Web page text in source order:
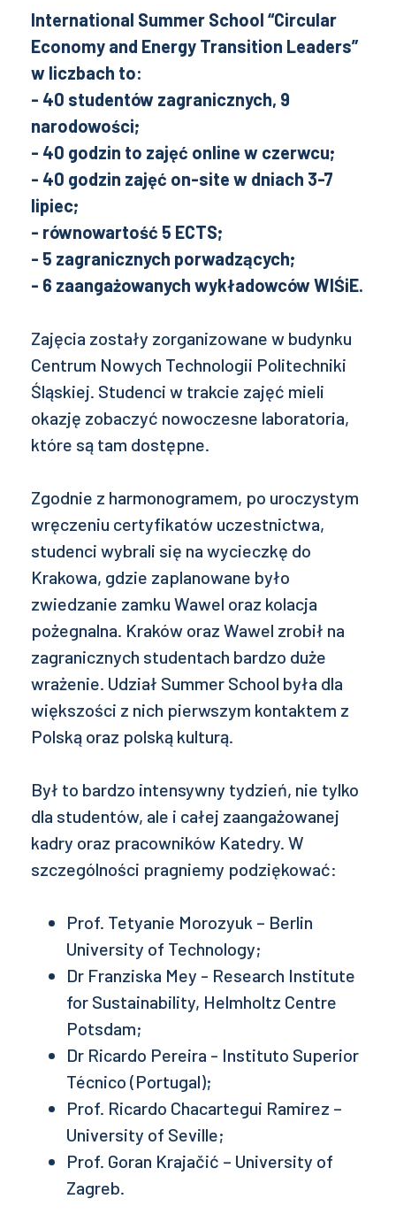
International Summer School “Circular
Economy and Energy Transition Leaders”
w liczbach to:
- 40 studentów zagranicznych, 9
narodowości;
- 40 godzin to zajęć online w czerwcu;
- 40 godzin zajęć on-site w dniach 3-7
lipiec;
- równowartość 5 ECTS;
- 5 zagranicznych porwadzących;
- 6 zaangażowanych wykładowców WIŚiE.
Zajęcia zostały zorganizowane w budynku
Centrum Nowych Technologii Politechniki
Śląskiej. Studenci w trakcie zajęć mieli
okazję zobaczyć nowoczesne laboratoria,
które są tam dostępne.
Zgodnie z harmonogramem, po uroczystym
wręczeniu certyfikatów uczestnictwa,
studenci wybrali się na wycieczkę do
Krakowa, gdzie zaplanowane było
zwiedzanie zamku Wawel oraz kolacja
pożegnalna. Kraków oraz Wawel zrobił na
zagranicznych studentach bardzo duże
wrażenie. Udział Summer School była dla
większości z nich pierwszym kontaktem z
Polską oraz polską kulturą.
Był to bardzo intensywny tydzień, nie tylko
dla studentów, ale i całej zaangażowanej
kadry oraz pracowników Katedry. W
szczególności pragniemy podziękować:
Prof. Tetyanie Morozyuk – Berlin
University of Technology;
Dr Franziska Mey - Research Institute
for Sustainability, Helmholtz Centre
Potsdam;
Dr Ricardo Pereira - Instituto Superior
Técnico (Portugal);
Prof. Ricardo Chacartegui Ramirez –
University of Seville;
Prof. Goran Krajačić – University of
Zagreb.